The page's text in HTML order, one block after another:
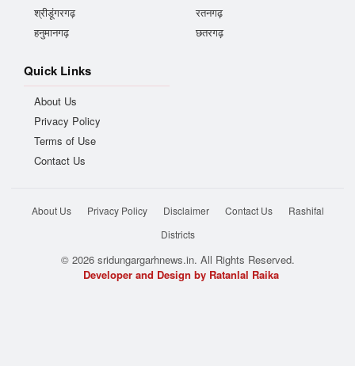
श्रीडूंगरगढ़
हनुमानगढ़
रतनगढ़
छतरगढ़
Quick Links
About Us
Privacy Policy
Terms of Use
Contact Us
About Us Privacy Policy Disclaimer Contact Us
Rashifal
Districts
© 2026 sridungargarhnews.in. All Rights Reserved.
Developer and Design by Ratanlal Raika